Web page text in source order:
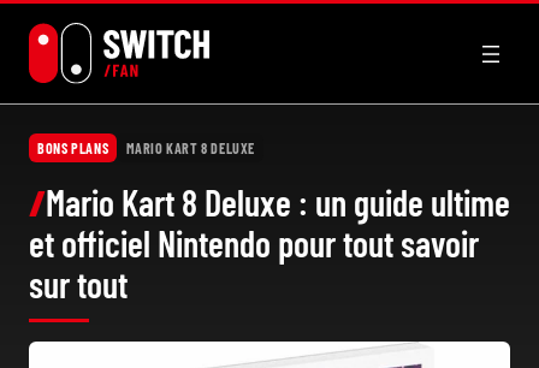
contenu
BONS PLANS MARIO KART 8 DELUXE
Mario Kart 8 Deluxe : un guide ultime
et officiel Nintendo pour tout savoir
sur tout